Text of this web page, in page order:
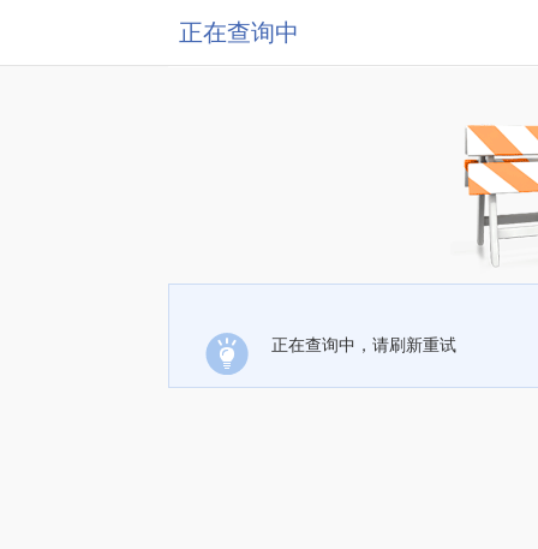
正在查询中
正在查询中，请刷新重试